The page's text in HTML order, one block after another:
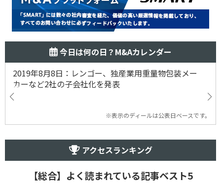
今日は何の日？M&Aカレンダー
2019年8月8日：レンゴー、独産業用重量物包装メー
カーなど2社の子会社化を発表
※表示のディールは公表日ベースです。
アクセスランキング
【総合】よく読まれている記事ベスト5